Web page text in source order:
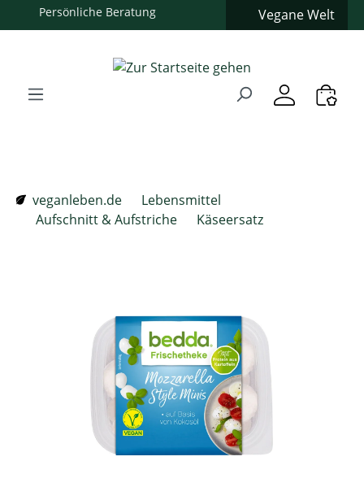
Zum Hauptinhalt springen
Zur Hauptnavigation springen
Vegane Welt
veganleben.de
Lebensmittel
Aufschnitt & Aufstriche
Käseersatz